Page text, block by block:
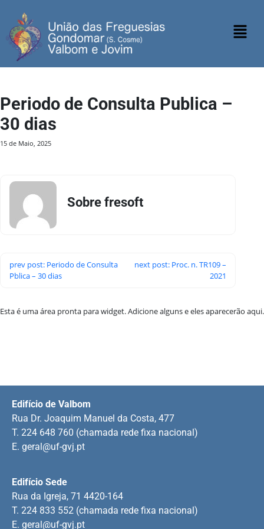
Periodo de Consulta Publica –
30 dias
15 de Maio, 2025
Sobre fresoft
prev post: Periodo de Consulta
Pblica – 30 dias
next post: Proc. n. TR109 –
2021
Esta é uma área pronta para widget. Adicione alguns e eles aparecerão aqui.
Edifício Sede
Rua da Igreja, 71 4420-164
T. 224 833 552 (chamada rede fixa nacional)
E. geral@uf-gvj.pt
Edifício de Valbom
Rua Dr. Joaquim Manuel da Costa, 477
T. 224 648 760 (chamada rede fixa nacional)
E. geral@uf-gvj.pt